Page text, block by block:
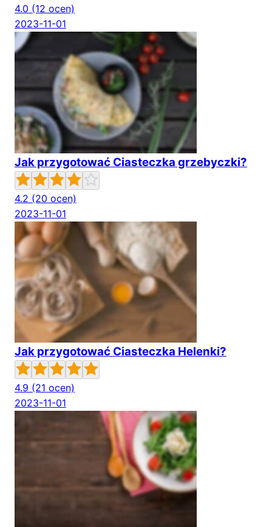
4.0 (12 ocen)
2023-11-01
Jak przygotować Ciasteczka grzebyczki?
4.2 (20 ocen)
2023-11-01
Jak przygotować Ciasteczka Helenki?
4.9 (21 ocen)
2023-11-01